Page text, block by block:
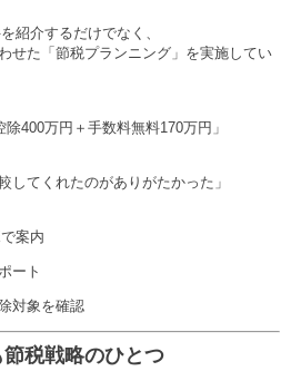
紹介するだけでなく、
せた「節税プランニング」を実施してい
400万円＋手数料無料170万円」
してくれたのがありがたかった」
案内
ート
対象を確認
税戦略のひとつ